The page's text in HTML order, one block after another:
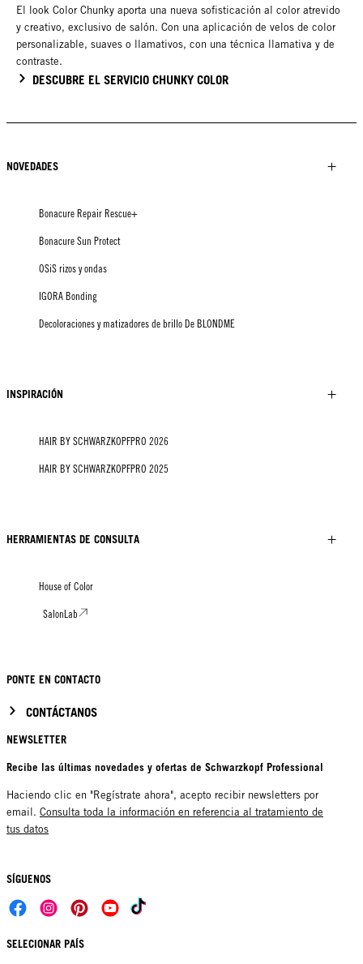
El look Color Chunky aporta una nueva sofisticación al color atrevido
y creativo, exclusivo de salón. Con una aplicación de velos de color
personalizable, suaves o llamativos, con una técnica llamativa y de
contraste.
DESCUBRE EL SERVICIO CHUNKY COLOR
NOVEDADES
Bonacure Repair Rescue+
Bonacure Sun Protect
OSiS rizos y ondas
IGORA Bonding
Decoloraciones y matizadores de brillo De BLONDME
INSPIRACIÓN
HAIR BY SCHWARZKOPFPRO 2026
HAIR BY SCHWARZKOPFPRO 2025
HERRAMIENTAS DE CONSULTA
House of Color
SalonLab
PONTE EN CONTACTO
CONTÁCTANOS
NEWSLETTER
Recibe las últimas novedades y ofertas de Schwarzkopf Professional
Haciendo clic en "Regístrate ahora", acepto recibir newsletters por
email. Consulta toda la información en referencia al tratamiento de
tus datos
SÍGUENOS
SELECIONAR PAÍS